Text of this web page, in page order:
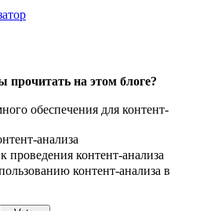
на этом блоге?
обеспечения для контент-
анализа
проведения контент-анализа
контент-анализа в